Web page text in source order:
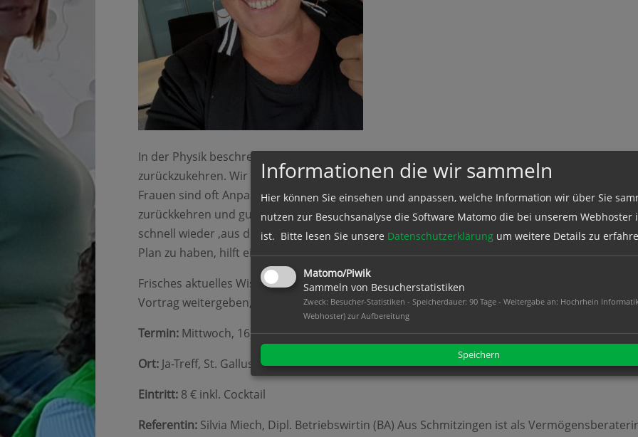
In der Physik beschreibt der Begriff ‚Resilienz‘ die Fähigkeit eines Körpers, nach einer
zurückzukehren. Wir müssen uns oft ‚verformen‘ im Leben. Haushalt, Ehen, Kinder,
Frauen sind oft Anpassungsheldinnen und sollten bei Änderungen im Umfeld schnell
zurückkehren und gut funktionieren. Das gelingt nicht jeder gleich und manchen gar nicht.
schnell wieder ‚aus dem Loch‘ – welches auch immer – zu kommen, hätte ich gerne auch 10
Plan zu haben, hilft einfach im Leben!
Frisches aktuelles Wissen und gesammelte Erkenntnisse im ‚Kugelblick‘ aus den letzten 25
Vortrag weitergeben, um Hilfe zur Selbsthilfe zu geben, um zu inspirieren und, um Frauen
Termin: Mittwoch, 16. Oktober 2024, 19 Uhr
Ort: Ja-Treff, St. Gallusstr. 52, 79780 Stühlingen – Mauchen
Eintritt: 8 € inkl. Cocktail
Referentin: Silvia Miech, Dipl. Betriebswirtin (BA) Aus Schmitzingen ist als
Informationen die wir sammeln
Hier können Sie einsehen und anpassen, welche Information wir über Sie
nutzen zur Besuchsanalyse die Software Matomo die bei unserem
ist. Bitte lesen Sie unsere Datenschutzerklärung um weitere Details zu
Matomo/Piwik
Sammeln von Besucherstatistiken
Zweck: Besucher-Statistiken - Speicherdauer: 90 Tage - Weitergabe an: Hochrhein
Webhoster) zur Aufbereitung
Speichern